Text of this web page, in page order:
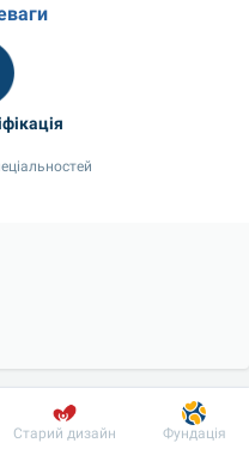
Пацієнту
Старий дизайн Фундація